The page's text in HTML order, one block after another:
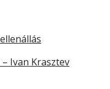
Ivan Krasztev